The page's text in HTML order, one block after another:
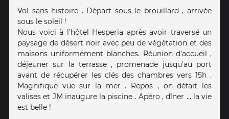
Vol sans histoire . Départ sous le brouillard , arrivée
sous le soleil !
Nous voici à l'hôtel Hesperia après avoir traversé un
paysage de désert noir avec peu de végétation et des
maisons uniformément blanches. Réunion d'accueil ,
déjeuner sur la terrasse , promenade jusqu'au port
avant de récupérer les clés des chambres vers 15h .
Magnifique vue sur la mer . Repos , on défait les
valises et JM inaugure la piscine . Apéro , dîner ... la vie
est belle !